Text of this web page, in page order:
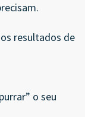
resultados de
o seu